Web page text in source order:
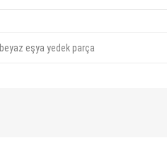
beyaz eşya yedek parça